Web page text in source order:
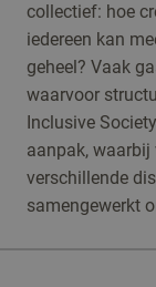
collectief: hoe
iedereen kan
geheel? Vaak
waarvoor
Inclusive
aanpak,
verschillende
samengewerkt